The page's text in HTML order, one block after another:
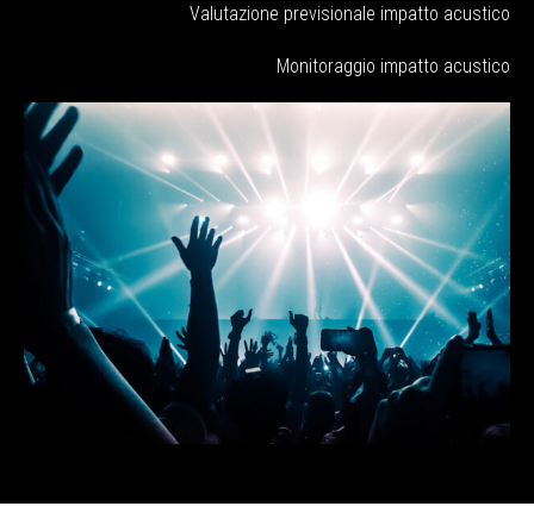
Valutazione previsionale impatto acustico
Monitoraggio impatto acustico